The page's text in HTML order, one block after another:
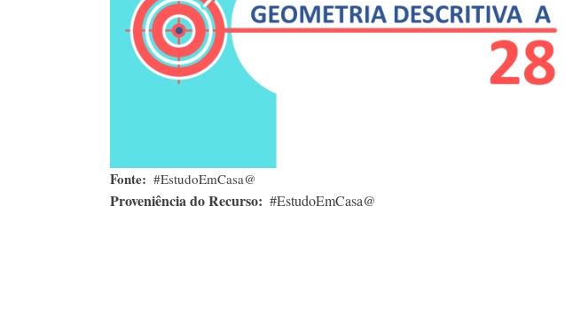
Fonte #EstudoEmCasa@
Proveniência do Recurso #EstudoEmCasa@